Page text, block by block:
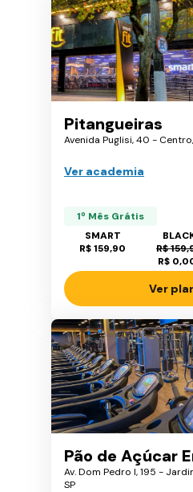
Pitangueiras
Avenida Puglisi, 40 -
Ver academia
1º Mês Grátis
SMART
R$ 159,90
R$
R$
Ver
Pão de Açúcar
Av. Dom Pedro I, 195 -
SP